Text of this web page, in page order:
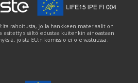
rahoitusta, jolla hankkeen materiaalit on
esitetty sisältö edustaa kuitenkin ainoastaan
joista EU:n komissio ei ole vastuussa.